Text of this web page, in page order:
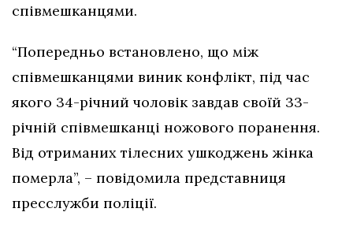
співмешканцями.
“Попередньо встановлено, що між
співмешканцями виник конфлікт, під час
якого 34-річний чоловік завдав своїй 33-
річній співмешканці ножового поранення.
Від отриманих тілесних ушкоджень жінка
померла”, – повідомила представниця
пресслужби поліції.